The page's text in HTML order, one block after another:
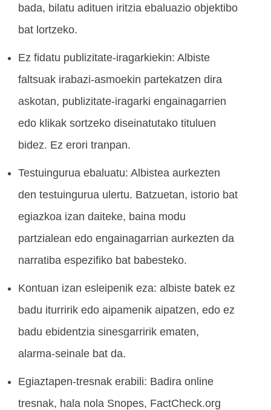
bada, bilatu adituen iritzia ebaluazio objektibo
bat lortzeko.
Ez fidatu publizitate-iragarkiekin: Albiste
faltsuak irabazi-asmoekin partekatzen dira
askotan, publizitate-iragarki engainagarrien
edo klikak sortzeko diseinatutako tituluen
bidez. Ez erori tranpan.
Testuingurua ebaluatu: Albistea aurkezten
den testuingurua ulertu. Batzuetan, istorio bat
egiazkoa izan daiteke, baina modu
partzialean edo engainagarrian aurkezten da
narratiba espezifiko bat babesteko.
Kontuan izan esleipenik eza: albiste batek ez
badu iturririk edo aipamenik aipatzen, edo ez
badu ebidentzia sinesgarririk ematen,
alarma-seinale bat da.
Egiaztapen-tresnak erabili: Badira online
tresnak, hala nola Snopes, FactCheck.org